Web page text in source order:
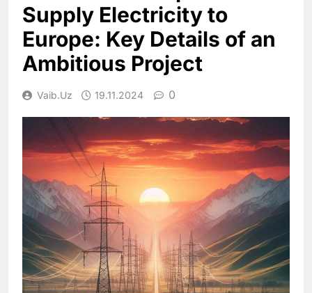
Supply Electricity to
Europe: Key Details of an
Ambitious Project
Vaib.uz 19.11.2024 0